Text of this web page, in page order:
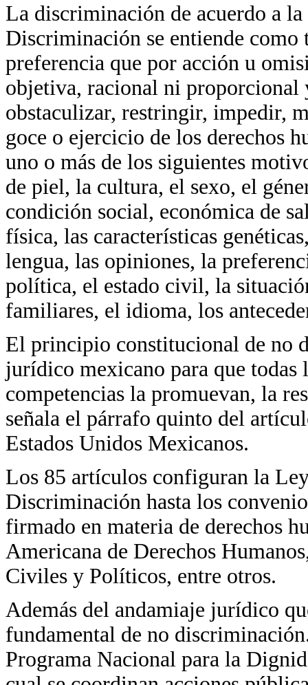
La discriminación de acuerdo a
Discriminación se entiende
preferencia que por acción u
objetiva, racional ni proporcional
obstaculizar, restringir, impedir,
goce o ejercicio de los derechos
uno o más de los siguientes
de piel, la cultura, el sexo, el
condición social, económica de
física, las características
lengua, las opiniones, la
política, el estado civil, la
familiares, el idioma, los
El principio constitucional de no
jurídico mexicano para que todas
competencias la promuevan, la
señala el párrafo quinto del
Estados Unidos Mexicanos.
Los 85 artículos configuran la
Discriminación hasta los
firmado en materia de derechos
Americana de Derechos
Civiles y Políticos, entre otros.
Además del andamiaje jurídico
fundamental de no
Programa Nacional para la